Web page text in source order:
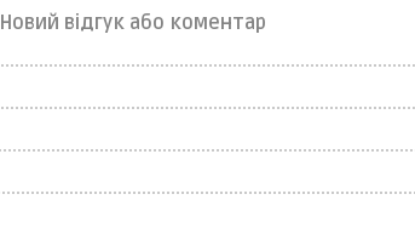
Новий відгук або коментар